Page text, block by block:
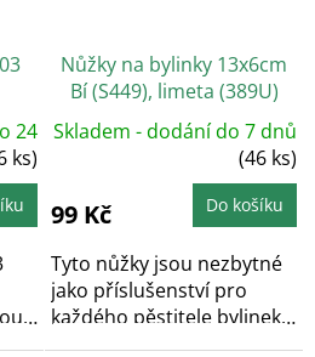
24
ks)
Nůžky na bylinky 13x6cm
Bí (S449), limeta (389U)
Skladem - dodání do 7 dnů
(46 ks)
99 Kč Do košíku
Tyto nůžky jsou nezbytné
jako příslušenství pro
každého pěstitele bylinek.
Unikátní...